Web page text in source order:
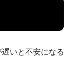
いと不安になる